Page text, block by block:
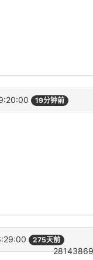
19分钟前
275天前